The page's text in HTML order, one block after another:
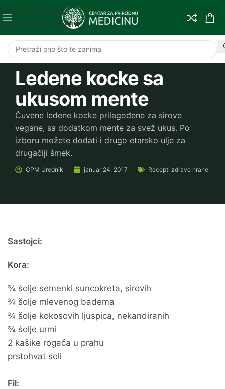
Skip to navigation
Skip to main content
Ledene kocke sa
ukusom mente
Čuvene ledene kocke prilagođene za sirove
vegane, sa dodatkom mente za svež ukus. Po
izboru možete dodati i drugo etarsko ulje za
drugačiji šmek.
CPM Urednik januar 24, 2017 Recepti zdrave hrane
Sastojci:
Kora:
¾ šolje semenki suncokreta, sirovih
¾ šolje mlevenog badema
¾ šolje kokosovih ljuspica, nekandiranih
¾ šolje urmi
2 kašike rogača u prahu
prstohvat soli
Fil: